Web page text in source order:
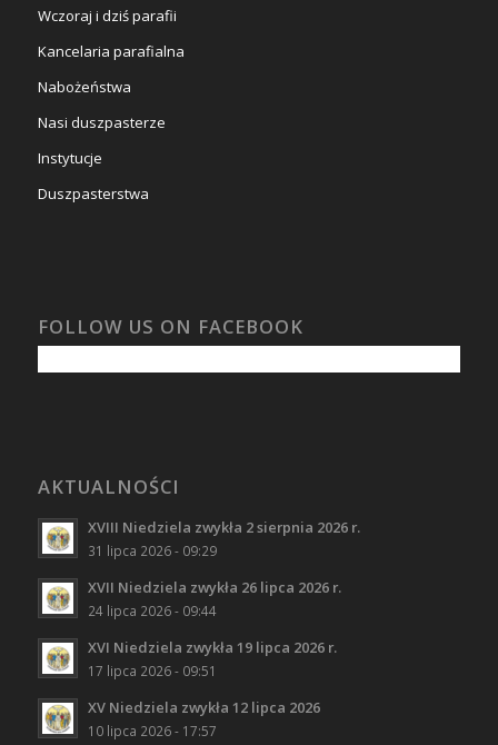
Wczoraj i dziś parafii
Kancelaria parafialna
Nabożeństwa
Nasi duszpasterze
Instytucje
Duszpasterstwa
FOLLOW US ON FACEBOOK
AKTUALNOŚCI
XVIII Niedziela zwykła 2 sierpnia 2026 r.
31 lipca 2026 - 09:29
XVII Niedziela zwykła 26 lipca 2026 r.
24 lipca 2026 - 09:44
XVI Niedziela zwykła 19 lipca 2026 r.
17 lipca 2026 - 09:51
XV Niedziela zwykła 12 lipca 2026
10 lipca 2026 - 17:57